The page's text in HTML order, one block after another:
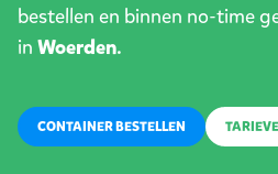
bestellen en binnen no-time
in Woerden.
CONTAINER BESTELLEN